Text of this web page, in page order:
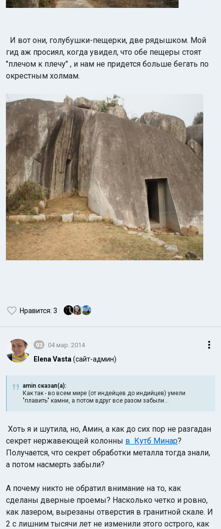
И вот они, голубушки-пещерки, две рядышком. Мой
гид аж просиял, когда увидел, что обе пещеры стоят
"плечом к плечу" , и нам не придется больше бегать по
окрестным холмам.
Нравится: 3
93 04 мар. 2014
Elena Vasta (сайт-админ)
amin сказал(а):
Как так - во всем мире (от индейцев до индийцев) умели
"плавить" камни, а потом вдруг все разом забыли...
Хоть я и шутила, но, Амин, а как до сих пор не разгадан
секрет нержавеющей колонны в Кутб Минар?
Получается, что секрет обработки металла тогда знали,
а потом насмерть забыли?
А почему никто не обратил внимание на то, как
сделаны дверные проемы? Насколько четко и ровно,
как лазером, вырезаны отверстия в гранитной скале. И
2 с лишним тысячи лет не изменили этого острого, как